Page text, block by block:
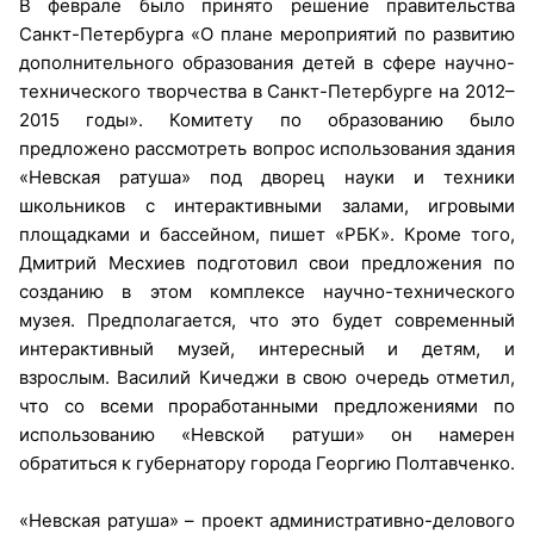
В феврале было принято решение правительства
Санкт-Петербурга «О плане мероприятий по развитию
дополнительного образования детей в сфере научно-
технического творчества в Санкт-Петербурге на 2012–
2015 годы». Комитету по образованию было
предложено рассмотреть вопрос использования здания
«Невская ратуша» под дворец науки и техники
школьников с интерактивными залами, игровыми
площадками и бассейном, пишет «РБК». Кроме того,
Дмитрий Месхиев подготовил свои предложения по
созданию в этом комплексе научно-технического
музея. Предполагается, что это будет современный
интерактивный музей, интересный и детям, и
взрослым. Василий Кичеджи в свою очередь отметил,
что со всеми проработанными предложениями по
использованию «Невской ратуши» он намерен
обратиться к губернатору города Георгию Полтавченко.
«Невская ратуша» – проект административно-делового